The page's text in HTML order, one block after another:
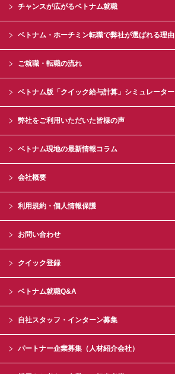
チャンスが広がるベトナム就職
ベトナム・ホーチミン転職で弊社が選ばれる理由
ご就職・転職の流れ
ベトナム版「クイック給与計算」シミュレーター
弊社をご利用いただいた皆様の声
ベトナム現地の最新情報コラム
会社概要
利用規約・個人情報保護
お問い合わせ
クイック登録
ベトナム就職Q&A
自社スタッフ・インターン募集
パートナー企業募集（人材紹介会社）